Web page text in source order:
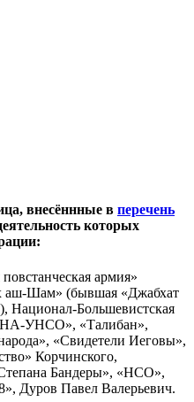
внесённные в перечень
которых
армия»
Шам» (бывшая «Джабхат
Национал-Большевистская
УНСО», «Талибан»,
«Свидетели Иеговы»,
Корчинского,
Бандеры», «НСО»,
Дуров Павел Валерьевич.